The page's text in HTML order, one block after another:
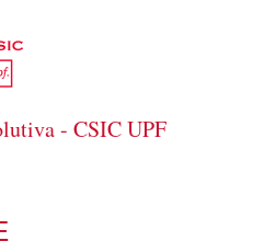
- CSIC UPF